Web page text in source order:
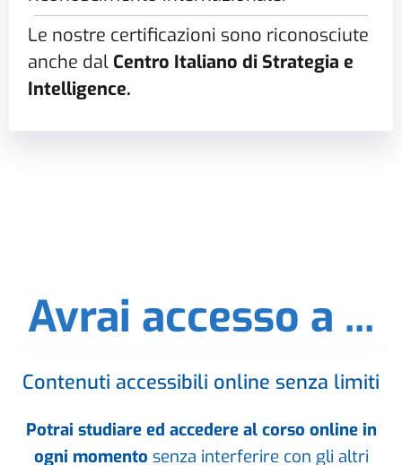
Le nostre certificazioni sono riconosciute
anche dal Centro Italiano di Strategia e
Intelligence.
Avrai accesso a ...
Contenuti accessibili online senza limiti
Potrai studiare ed accedere al corso online in
ogni momento senza interferire con gli altri